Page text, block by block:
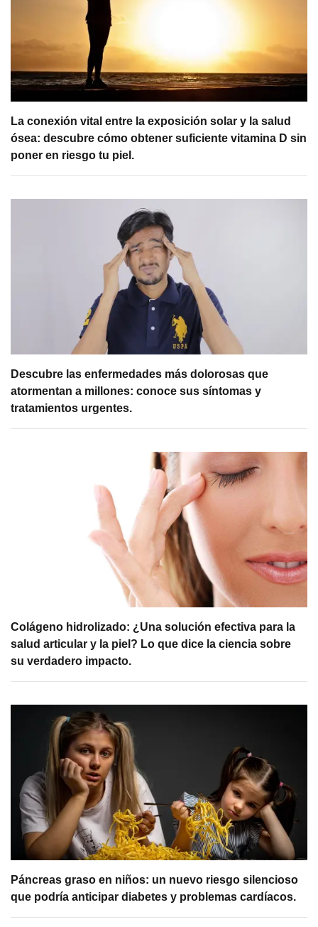
La conexión vital entre la exposición solar y la salud
ósea: descubre cómo obtener suficiente vitamina D sin
poner en riesgo tu piel.
Descubre las enfermedades más dolorosas que
atormentan a millones: conoce sus síntomas y
tratamientos urgentes.
Colágeno hidrolizado: ¿Una solución efectiva para la
salud articular y la piel? Lo que dice la ciencia sobre
su verdadero impacto.
Páncreas graso en niños: un nuevo riesgo silencioso
que podría anticipar diabetes y problemas cardíacos.